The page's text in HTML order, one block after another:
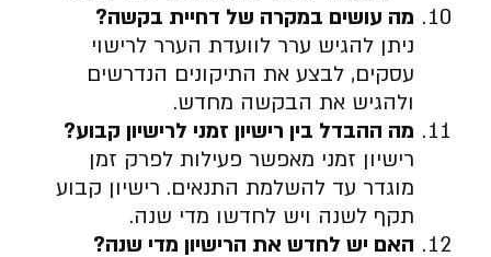
מה עושים במקרה של דחיית בקשה?
ניתן להגיש ערר לוועדת הערר לרישוי
עסקים, לבצע את התיקונים הנדרשים
ולהגיש את הבקשה מחדש.
מה ההבדל בין רישיון זמני לרישיון קבוע?
רישיון זמני מאפשר פעילות לפרק זמן
מוגדר עד להשלמת התנאים. רישיון קבוע
תקף לשנה ויש לחדשו מדי שנה.
האם יש לחדש את הרישיון מדי שנה?